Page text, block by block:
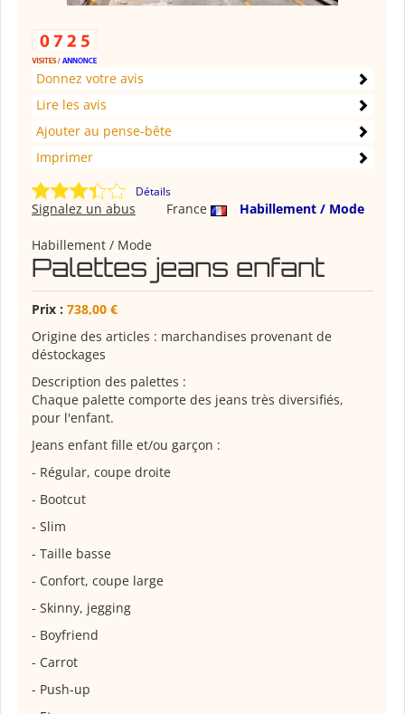
Donnez votre avis
Lire les avis
Ajouter au pense-bête
Imprimer
Détails
France Habillement / Mode
Signalez un abus
Habillement / Mode
Palettes jeans enfant
Prix : 738,00 €
Origine des articles : marchandises provenant de
déstockages
Description des palettes :
Chaque palette comporte des jeans très diversifiés,
pour l'enfant.
Jeans enfant fille et/ou garçon :
- Régular, coupe droite
- Bootcut
- Slim
- Taille basse
- Confort, coupe large
- Skinny, jegging
- Boyfriend
- Carrot
- Push-up